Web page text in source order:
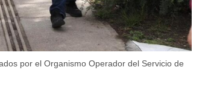
por el Organismo Operador del Servicio de